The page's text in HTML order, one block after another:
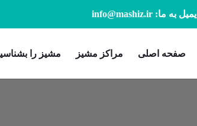
ایمیل به ما: info@mashiz.ir
صفحه اصلی مراکز مشیز مشیز را